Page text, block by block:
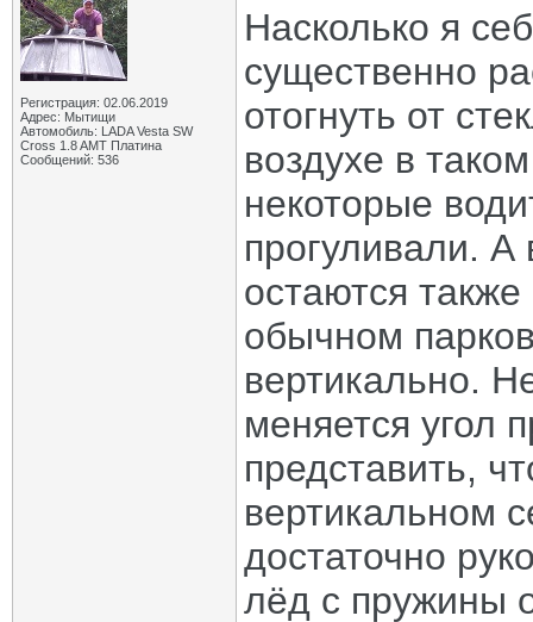
Регистрация: 02.06.2019
Адрес: Мытищи
Автомобиль: LADA Vesta SW
Cross 1.8 AMT Платина
Сообщений: 536
Насколько я
существенно
отогнуть от
воздухе в
некоторые
прогуливали.
остаются
обычном
вертикально.
меняется угол
представить,
вертикальном
достаточно
лёд с пружины